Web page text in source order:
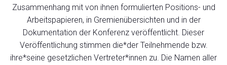
Zusammenhang mit von ihnen formulierten Positions- und
Arbeitspapieren, in Gremienübersichten und in der
Dokumentation der Konferenz veröffentlicht. Dieser
Veröffentlichung stimmen die*der Teilnehmende bzw.
ihre*seine gesetzlichen Vertreter*innen zu. Die Namen aller